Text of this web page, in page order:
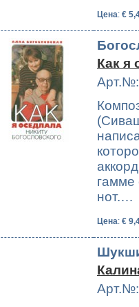
Цена: €
Как я
гамме
нот.…
Цена: €